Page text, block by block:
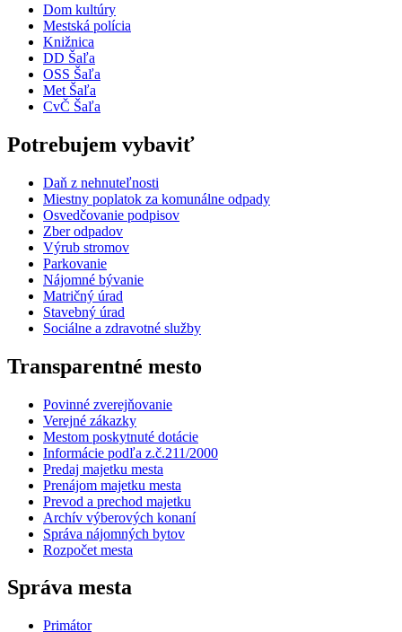
Dom kultúry
Mestská polícia
Knižnica
DD Šaľa
OSS Šaľa
Met Šaľa
CvČ Šaľa
Potrebujem vybaviť
Daň z nehnuteľnosti
Miestny poplatok za komunálne odpady
Osvedčovanie podpisov
Zber odpadov
Výrub stromov
Parkovanie
Nájomné bývanie
Matričný úrad
Stavebný úrad
Sociálne a zdravotné služby
Transparentné mesto
Povinné zverejňovanie
Verejné zákazky
Mestom poskytnuté dotácie
Informácie podľa z.č.211/2000
Predaj majetku mesta
Prenájom majetku mesta
Prevod a prechod majetku
Archív výberových konaní
Správa nájomných bytov
Rozpočet mesta
Správa mesta
Primátor